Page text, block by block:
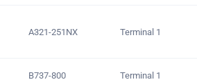
A321-251NX Terminal 1
B737-800 Terminal 1